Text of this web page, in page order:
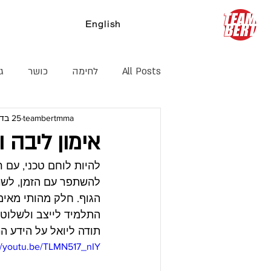
English
All Posts לחימה כושר
דרך חיים
אימון ליבה
teambertmma25 בדצמ׳ 2014
להיות לוחם טכני, עם
להשתפר עם הזמן,
הגוף. חלק מהותי
התלמיד לייצב
תודה ליואל על הידע
TLMN517_nIY